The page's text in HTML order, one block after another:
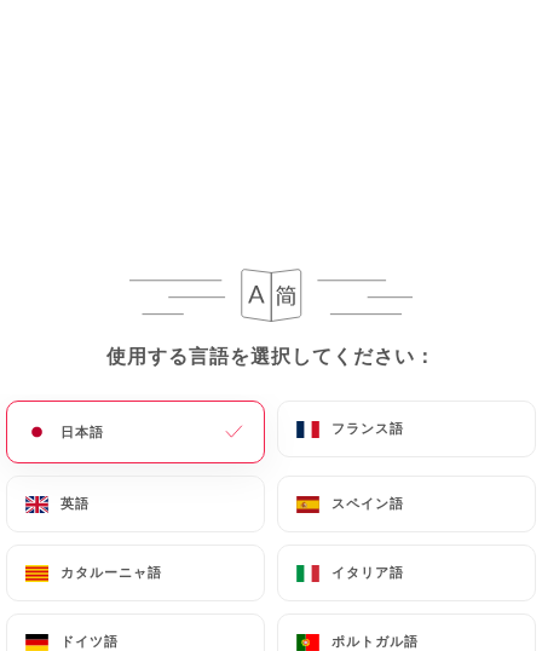
使用する言語を選択してください：
日本語 フランス語
英語 スペイン語
カタルーニャ語 イタリア語
ドイツ語 ポルトガル語
使用する言語を選択してください：
日本語 フランス語
英語 スペイン語
カタルーニャ語 イタリア語
ドイツ語 ポルトガル語